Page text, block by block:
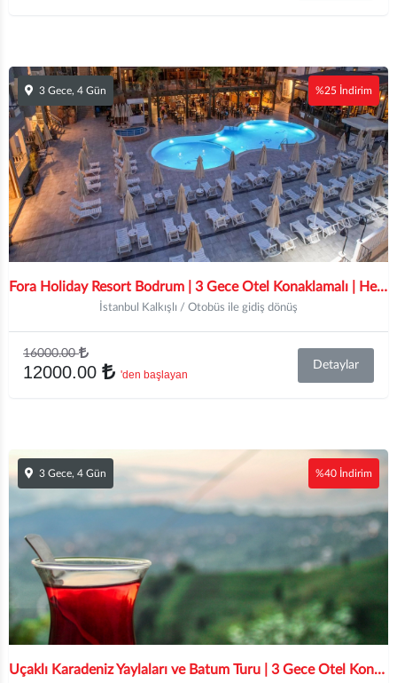
3 Gece, 4 Gün %25 İndirim
Fora Holiday Resort Bodrum | 3 Gece Otel Konaklamalı | Her Şey Dahil Konsept | İstanbul, İzmit, Bursa ve İzmir Hareketli
İstanbul Kalkışlı / Otobüs ile gidiş dönüş
16000.00
12000.00 'den başlayan
Detaylar
3 Gece, 4 Gün %40 İndirim
Uçaklı Karadeniz Yaylaları ve Batum Turu | 3 Gece Otel Konaklamalı | İstanbul Hareketli